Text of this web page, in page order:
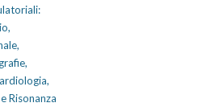
Risonanza